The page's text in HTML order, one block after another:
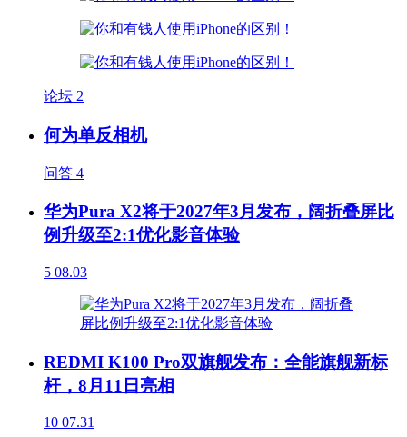
论坛 2
何为单反相机
问答 4
华为Pura X2将于2027年3月发布，阔折叠屏比
例升级至2:1优化影音体验
5 08.03
REDMI K100 Pro双旗舰发布：全能旗舰新标
杆，8月11日亮相
10 07.31